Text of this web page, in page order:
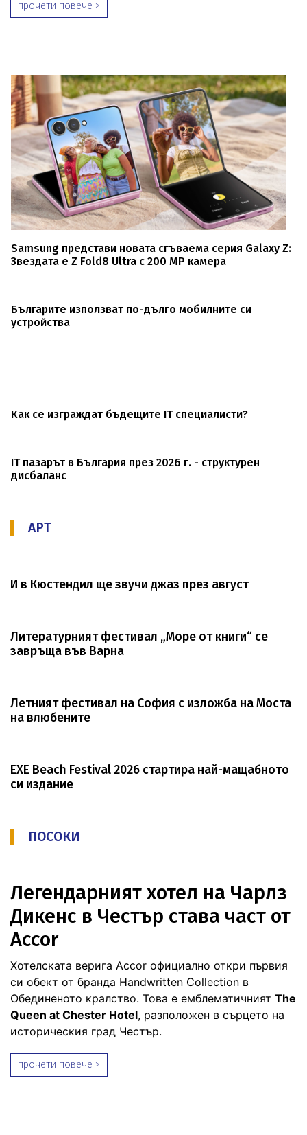
прочети повече >
Samsung представи новата сгъваема серия Galaxy Z:
Звездата е Z Fold8 Ultra с 200 MP камера
Българите използват по-дълго мобилните си
устройства
Как се изграждат бъдещите IT специалисти?
IT пазарът в България през 2026 г. - структурен
дисбаланс
АРТ
И в Кюстендил ще звучи джаз през август
Литературният фестивал „Море от книги“ се
завръща във Варна
Летният фестивал на София с изложба на Моста
на влюбените
EXE Beach Festival 2026 стартира най-мащабното
си издание
ПОСОКИ
Легендарният хотел на Чарлз
Дикенс в Честър става част от
Accor
Хотелската верига Accor официално откри първия
си обект от бранда Handwritten Collection в
Обединеното кралство. Това е емблематичният The
Queen at Chester Hotel, разположен в сърцето на
историческия град Честър.
прочети повече >